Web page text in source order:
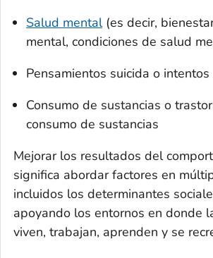
Salud mental(es decir,
mental, condiciones de salud
Pensamientos suicida o
Consumo de sustancias o
consumo de sustancias
Mejorar los resultados del
significa abordar factores en
incluidos los determinantes
apoyando los entornos en donde
viven, trabajan, aprenden y se